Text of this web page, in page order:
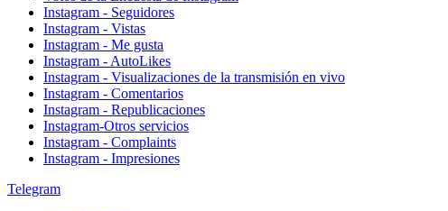
Instagram - Seguidores
Instagram - Vistas
Instagram - Me gusta
Instagram - AutoLikes
Instagram - Visualizaciones de la transmisión en vivo
Instagram - Comentarios
Instagram - Republicaciones
Instagram-Otros servicios
Instagram - Complaints
Instagram - Impresiones
Telegram